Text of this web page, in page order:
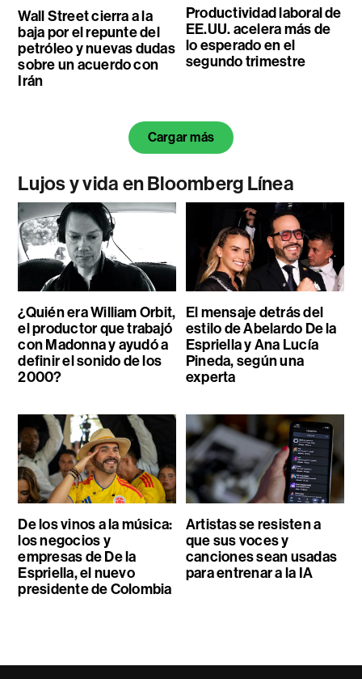
Wall Street cierra a la
baja por el repunte del
petróleo y nuevas dudas
sobre un acuerdo con
Irán
Productividad laboral de
EE.UU. acelera más de
lo esperado en el
segundo trimestre
Cargar más
Lujos y vida en Bloomberg Línea
¿Quién era William Orbit,
el productor que trabajó
con Madonna y ayudó a
definir el sonido de los
2000?
El mensaje detrás del
estilo de Abelardo De la
Espriella y Ana Lucía
Pineda, según una
experta
De los vinos a la música:
los negocios y
empresas de De la
Espriella, el nuevo
presidente de Colombia
Artistas se resisten a
que sus voces y
canciones sean usadas
para entrenar a la IA